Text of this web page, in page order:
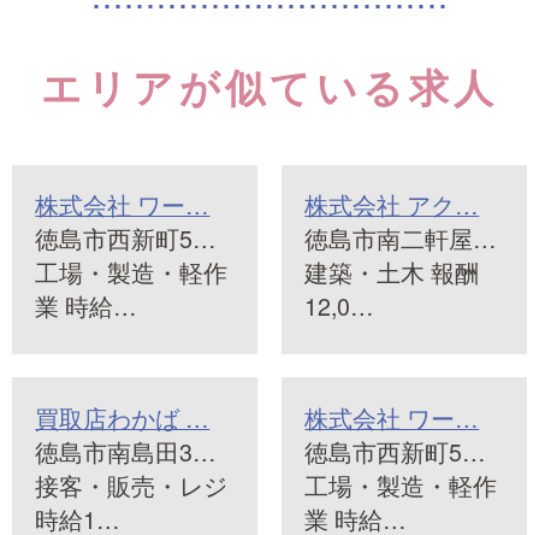
エリアが似ている求人
株式会社 ワー…
徳島市西新町5…
工場・製造・軽作
業 時給…
株式会社 アク…
徳島市南二軒屋…
建築・土木 報酬
12,0…
買取店わかば …
徳島市南島田3…
接客・販売・レジ
時給1…
株式会社 ワー…
徳島市西新町5…
工場・製造・軽作
業 時給…